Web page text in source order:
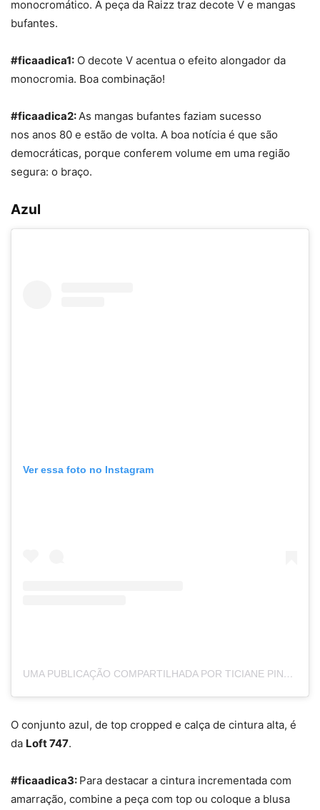
monocromático. A peça da Raizz traz decote V e mangas
bufantes.
#ficaadica1: O decote V acentua o efeito alongador da
monocromia. Boa combinação!
#ficaadica2:As mangas bufantes faziam sucesso
nos anos 80 e estão de volta. A boa notícia é que são
democráticas, porque conferem volume em uma região
segura: o braço.
Azul
Ver essa foto no Instagram
UMA PUBLICAÇÃO COMPARTILHADA POR TICIANE PINHEIRO 🅰️+ (@TICIPINHEIRO)
O conjunto azul, de top cropped e calça de cintura alta, é
da Loft 747.
#ficaadica3: Para destacar a cintura incrementada com
amarração, combine a peça com top ou coloque a blusa